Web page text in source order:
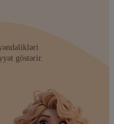
göstərir.